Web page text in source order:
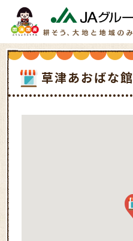
草津あおばな